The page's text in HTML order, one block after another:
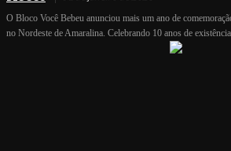
O Bloco Você Bebeu anunciou mais um ano de
no Nordeste de Amaralina. Celebrando 10 anos de